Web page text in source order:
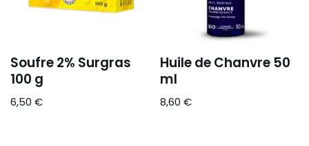
Soufre 2% Surgras
100 g
6,50 €
Huile de Chanvre 50
ml
8,60€